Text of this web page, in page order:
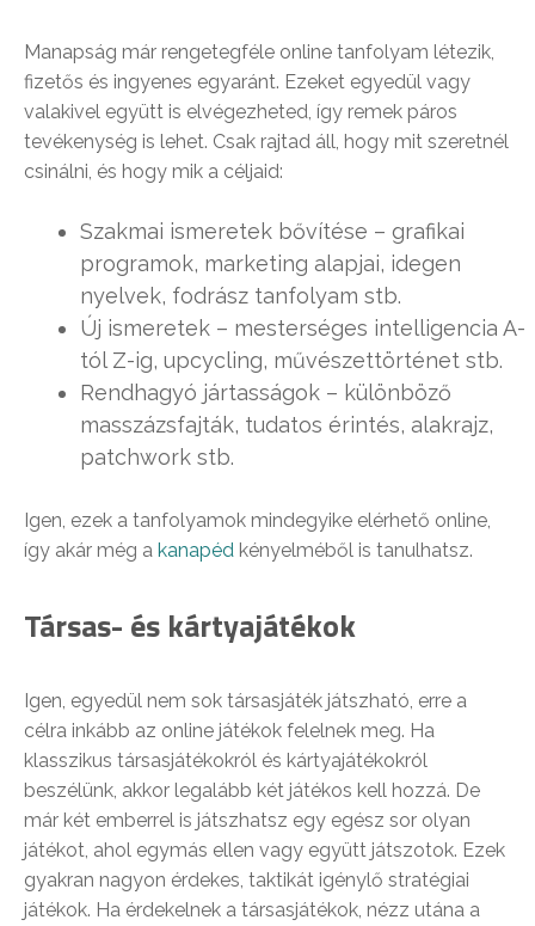
Manapság már rengetegféle online tanfolyam létezik,
fizetős és ingyenes egyaránt. Ezeket egyedül vagy
valakivel együtt is elvégezheted, így remek páros
tevékenység is lehet. Csak rajtad áll, hogy mit szeretnél
csinálni, és hogy mik a céljaid:
Szakmai ismeretek bővítése – grafikai
programok, marketing alapjai, idegen
nyelvek, fodrász tanfolyam stb.
Új ismeretek – mesterséges intelligencia A-
tól Z-ig, upcycling, művészettörténet stb.
Rendhagyó jártasságok – különböző
masszázsfajták, tudatos érintés, alakrajz,
patchwork stb.
Igen, ezek a tanfolyamok mindegyike elérhető online,
így akár még a kanapéd kényelméből is tanulhatsz.
Társas- és kártyajátékok
Igen, egyedül nem sok társasjáték játszható, erre a
célra inkább az online játékok felelnek meg. Ha
klasszikus társasjátékokról és kártyajátékokról
beszélünk, akkor legalább két játékos kell hozzá. De
már két emberrel is játszhatsz egy egész sor olyan
játékot, ahol egymás ellen vagy együtt játszotok. Ezek
gyakran nagyon érdekes, taktikát igénylő stratégiai
játékok. Ha érdekelnek a társasjátékok, nézz utána a